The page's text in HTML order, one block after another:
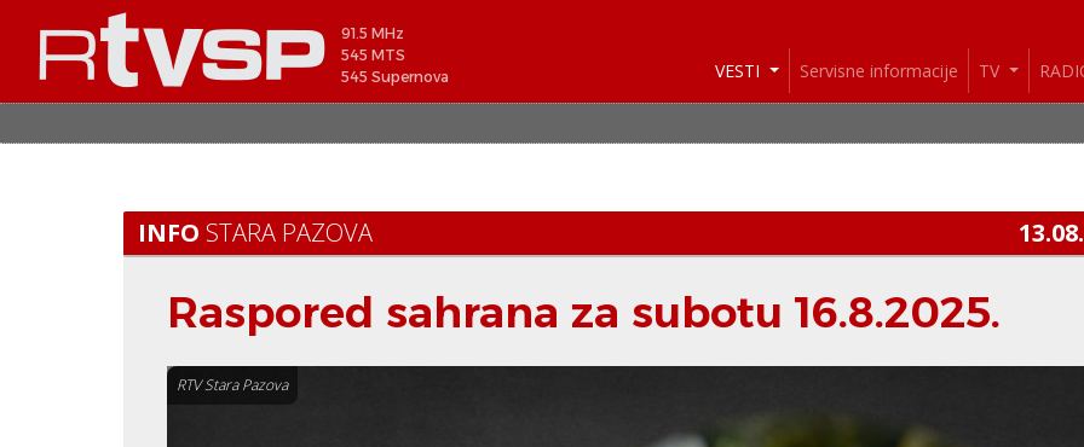
91.5 MHz
545 MTS
545 Supernova
VESTI Servisne informacije TV
INFO STARA PAZOVA
Raspored sahrana za subotu 16.8.2025.
RTV Stara Pazova